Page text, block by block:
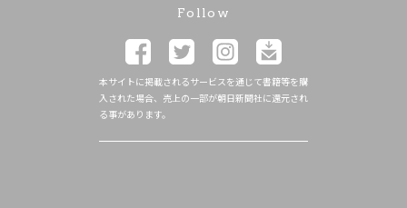
Follow
本サイトに掲載されるサービスを通じて書籍等を購
入された場合、売上の一部が朝日新聞社に還元され
る事があります。